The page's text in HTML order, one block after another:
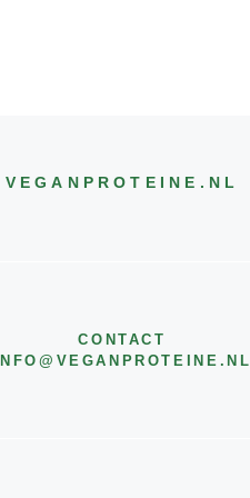
VEGANPROTEINE .NL
CONTACT
INFO@ VEGANPROTEINE .NL